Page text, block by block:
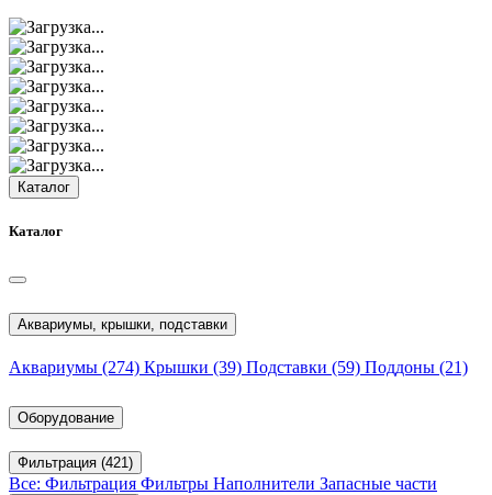
Каталог
Каталог
Аквариумы, крышки, подставки
Аквариумы (274) Крышки (39) Подставки (59) Поддоны (21)
Оборудование
Фильтрация (421)
Все: Фильтрация Фильтры Наполнители Запасные части